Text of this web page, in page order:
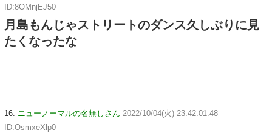
ID:8OMnjEJ50
月島もんじゃストリートのダンス久しぶりに見
たくなったな
16: ニューノーマルの名無しさん 2022/10/04(火) 23:42:01.48
ID:OsmxeXlp0